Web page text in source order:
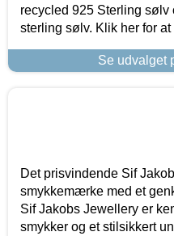
recycled 925 Sterling
sterling sølv. Klik her for
Se udvalget
Det prisvindende Sif
smykkemærke med et
Sif Jakobs Jewellery er
smykker og et stilsikkert